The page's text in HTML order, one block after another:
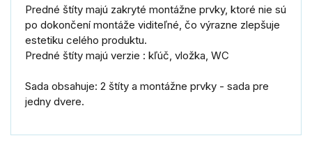
Predné štíty majú zakryté montážne prvky, ktoré nie sú
po dokončení montáže viditeľné, čo výrazne zlepšuje
estetiku celého produktu.
Predné štíty majú verzie : kľúč, vložka, WC
Sada obsahuje: 2 štíty a montážne prvky - sada pre
jedny dvere.